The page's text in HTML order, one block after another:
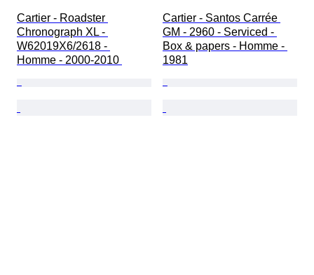
Cartier - Roadster
Chronograph XL -
W62019X6/2618 -
Homme - 2000-2010
Cartier - Santos Carrée
GM - 2960 - Serviced -
Box & papers - Homme -
1981